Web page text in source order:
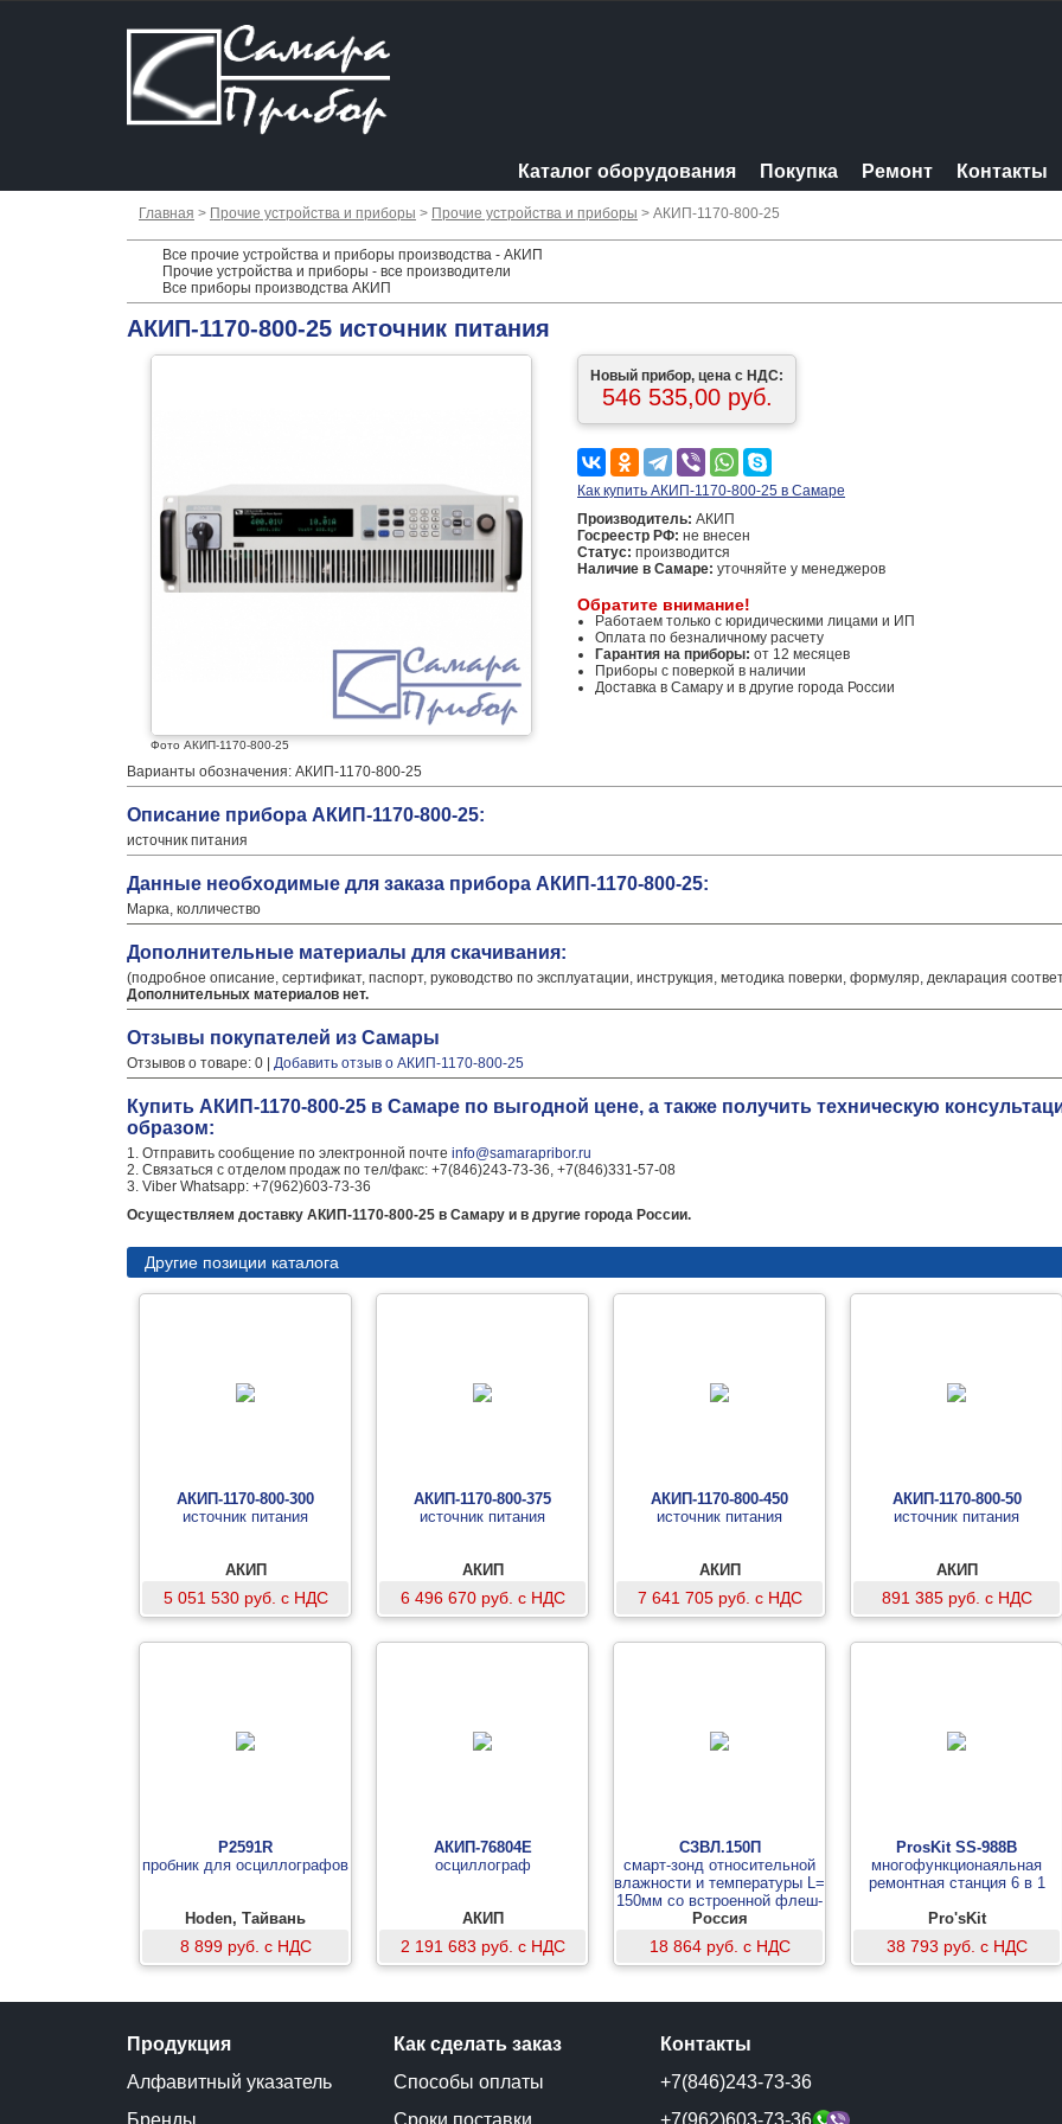
Каталог оборудования Покупка Ремонт Контакты
Главная > Прочие устройства и приборы > Прочие устройства и приборы > АКИП-1170-800-25
Все прочие устройства и приборы производства - АКИП
Прочие устройства и приборы - все производители
Все приборы производства АКИП
АКИП-1170-800-25 источник питания
Фото АКИП-1170-800-25
Новый прибор, цена с НДС:
546 535,00 руб.
Как купить АКИП-1170-800-25 в Самаре
Производитель: АКИП
Госреестр РФ: не внесен
Статус: производится
Наличие в Самаре: уточняйте у менеджеров
Обратите внимание!
Работаем только с юридическими лицами и ИП
Оплата по безналичному расчету
Гарантия на приборы: от 12 месяцев
Приборы с поверкой в наличии
Доставка в Самару и в другие города России
Варианты обозначения: АКИП-1170-800-25
Описание прибора АКИП-1170-800-25:
источник питания
Данные необходимые для заказа прибора АКИП-1170-800-25:
Марка, колличество
Дополнительные материалы для скачивания:
(подробное описание, сертификат, паспорт, руководство по эксплуатации, инструкция, методика поверки, формуляр, декларация
Дополнительных материалов нет.
Отзывы покупателей из Самары
Отзывов о товаре: 0 | Добавить отзыв о АКИП-1170-800-25
Купить АКИП-1170-800-25 в Самаре по выгодной цене, а также получить техническую
образом:
1. Отправить сообщение по электронной почте info@samarapribor.ru
2. Связаться с отделом продаж по тел/факс: +7(846)243-73-36, +7(846)331-57-08
3. Viber Whatsapp: +7(962)603-73-36
Осуществляем доставку АКИП-1170-800-25 в Самару и в другие города России.
Другие позиции каталога
АКИП-1170-800-300
источник питания
АКИП
5 051 530 руб. с НДС
АКИП-1170-800-375
источник питания
АКИП
6 496 670 руб. с НДС
АКИП-1170-800-450
источник питания
АКИП
7 641 705 руб. с НДС
АКИП-1170-800-50
источник питания
АКИП
891 385 руб. с НДС
P2591R
пробник для осциллографов
Hoden, Тайвань
8 899 руб. с НДС
АКИП-76804E
осциллограф
АКИП
2 191 683 руб. с НДС
СЗВЛ.150П
смарт-зонд относительной
влажности и температуры L=
150мм со встроенной флеш-
памятью
Россия
18 864 руб. с НДС
ProsKit SS-988B
многофункционаяльная
ремонтная станция 6 в 1
Pro'sKit
38 793 руб. с НДС
Продукция
Алфавитный указатель
Бренды
Как сделать заказ
Способы оплаты
Сроки поставки
Контакты
+7(846)243-73-36
+7(962)603-73-36